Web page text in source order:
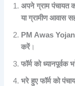
अपने ग्राम पंचायत
या ग्रामीण आवास
PM Awas
करें।
फॉर्म को ध्यानपूर्वक
भरे हुए फॉर्म को